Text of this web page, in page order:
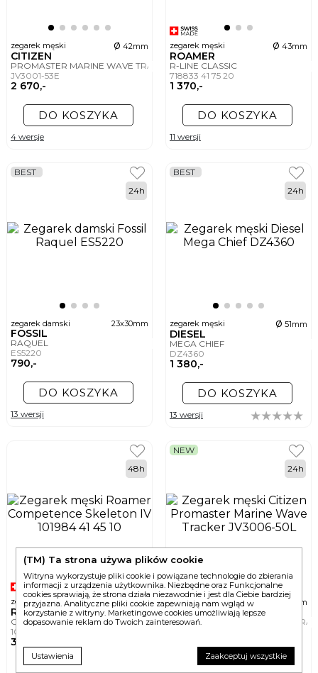
zegarek męski ø 42mm
CITIZEN
PROMASTER MARINE WAVE TRACKER
JV3001-53E
2 670,-
DO KOSZYKA
4 wersje
zegarek męski ø 43mm
ROAMER
R-LINE CLASSIC
718833 41 75 20
1 370,-
DO KOSZYKA
11 wersji
zegarek damski 23x30mm
FOSSIL
RAQUEL
ES5220
790,-
BEST
24h
DO KOSZYKA
13 wersji
zegarek męski ø 51mm
DIESEL
MEGA CHIEF
DZ4360
1 380,-
BEST
24h
DO KOSZYKA
13 wersji
zegarek męski ø43mm
ROAMER
COMPETENCE SKELETON IV
101984 41 45 10
3 980,-
48h
zegarek męski ø 42mm
CITIZEN
PROMASTER MARINE WAVE
NEW
24h
(TM) Ta strona używa plików cookie
Witryna wykorzystuje pliki cookie i powiązane technologie do zbierania
informacji z urządzenia użytkownika. Niezbędne oraz Funkcjonalne
cookies sprawiają, że strona działa niezawodnie i jest dla Ciebie bardziej
przyjazna. Analityczne pliki cookie zapewniają nam wgląd w
korzystanie z witryny. Marketingowe cookies umożliwiają lepsze
dopasowanie reklam do Twoich zainteresowań.
Ustawienia Zaakceptuj wszystkie